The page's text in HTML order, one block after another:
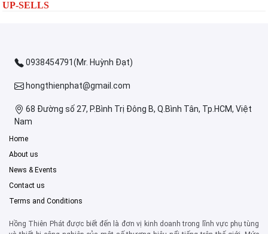
UP-SELLS
0938454791(Mr. Huỳnh Đạt)
hongthienphat@gmail.com
68 Đường số 27, P.Bình Trị Đông B, Q.Bình Tân, Tp.HCM, Việt
Nam
Home
About us
News & Events
Contact us
Terms and Conditions
Hồng Thiên Phát được biết đến là đơn vị kinh doanh trong lĩnh vực phụ tùng